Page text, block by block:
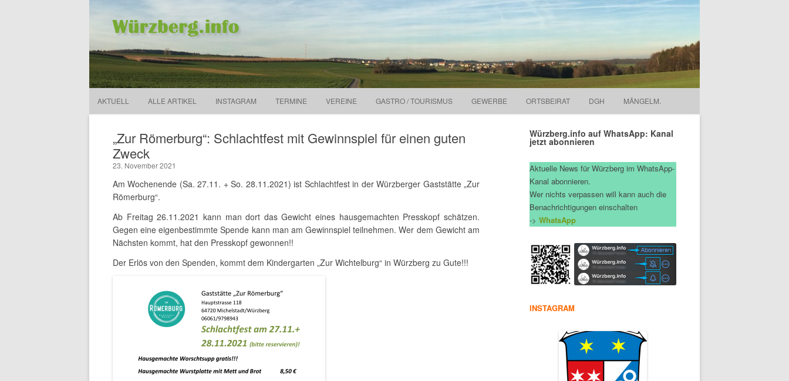
Würzberg.info Suchen
nach:
Springe zum Inhalt
AKTUELL ALLE ARTIKEL INSTAGRAM TERMINE VEREINE GASTRO / TOURISMUS GEWERBE ORTSBEIRAT DGH MÄNGELM.
„Zur Römerburg“: Schlachtfest mit Gewinnspiel für einen guten
Zweck
23. November 2021
Am Wochenende (Sa. 27.11. + So. 28.11.2021) ist Schlachtfest in der Würzberger Gaststätte „Zur
Römerburg“.
Ab Freitag 26.11.2021 kann man dort das Gewicht eines hausgemachten Presskopf schätzen.
Gegen eine eigenbestimmte Spende kann man am Gewinnspiel teilnehmen. Wer dem Gewicht am
Nächsten kommt, hat den Presskopf gewonnen!!
Der Erlös von den Spenden, kommt dem Kindergarten „Zur Wichtelburg“ in Würzberg zu Gute!!!
Würzberg.info auf WhatsApp: Kanal
jetzt abonnieren
Aktuelle News für Würzberg im WhatsApp-
Kanal abonnieren.
Wer nichts verpassen will kann auch die
Benachrichtigungen einschalten
-> WhatsApp
INSTAGRAM